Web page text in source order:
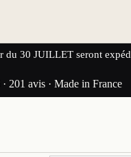
30 JUILLET seront
201 avis · Made in France